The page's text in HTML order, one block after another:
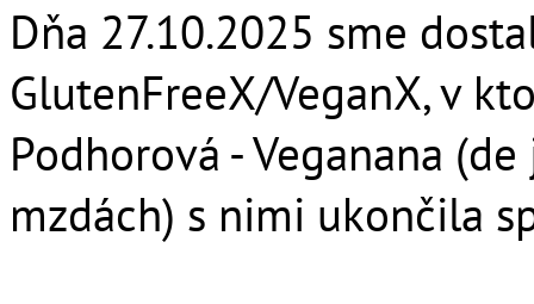
Dňa 27.10.2025 sme
GlutenFreeX/VeganX, v
Podhorová - Veganana
mzdách) s nimi ukončila